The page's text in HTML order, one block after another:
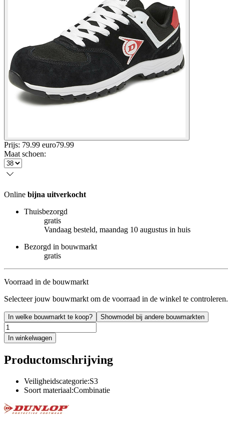
Prijs: 79.99 euro79.99
Maat schoen:
Online bijna uitverkocht
Thuisbezorgd
gratis
Vandaag besteld, maandag 10 augustus in huis
Bezorgd in bouwmarkt
gratis
Voorraad in de bouwmarkt
Selecteer jouw bouwmarkt om de voorraad in de winkel te controleren.
In welke bouwmarkt te koop? Showmodel bij andere bouwmarkten
In winkelwagen
Productomschrijving
Veiligheidscategorie:S3
Soort materiaal:Combinatie